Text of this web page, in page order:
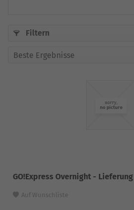
Filtern
GO!Express Overnight -
Auf Wunschliste